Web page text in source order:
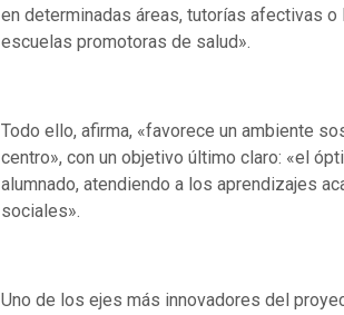
en determinadas áreas, tutorías afectivas o
escuelas promotoras de salud».
Todo ello, afirma, «favorece un ambiente
centro», con un objetivo último claro: «el
alumnado, atendiendo a los aprendizajes
sociales».
Uno de los ejes más innovadores del